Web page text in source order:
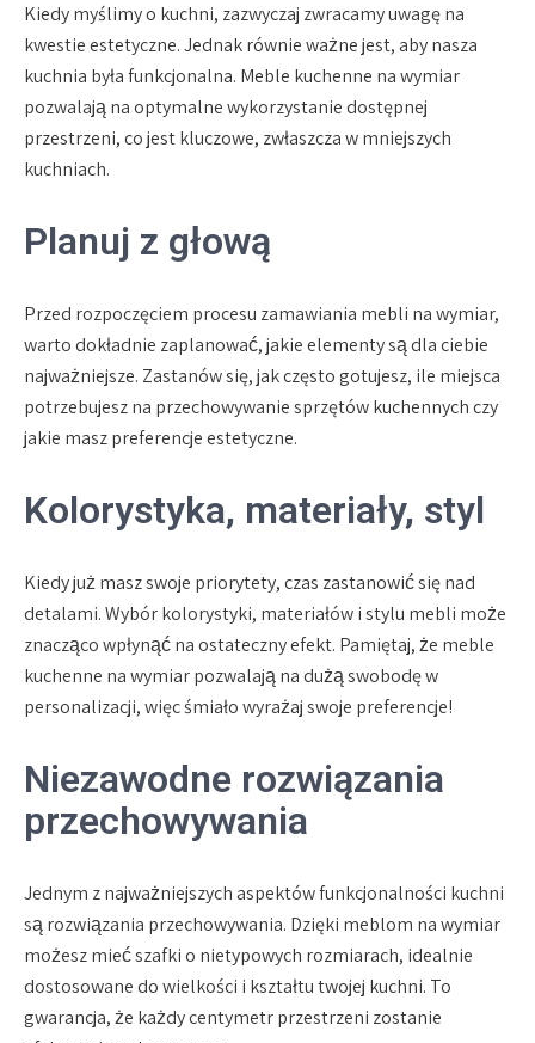
Kiedy myślimy o kuchni, zazwyczaj zwracamy uwagę na
kwestie estetyczne. Jednak równie ważne jest, aby nasza
kuchnia była funkcjonalna. Meble kuchenne na wymiar
pozwalają na optymalne wykorzystanie dostępnej
przestrzeni, co jest kluczowe, zwłaszcza w mniejszych
kuchniach.
Planuj z głową
Przed rozpoczęciem procesu zamawiania mebli na wymiar,
warto dokładnie zaplanować, jakie elementy są dla ciebie
najważniejsze. Zastanów się, jak często gotujesz, ile miejsca
potrzebujesz na przechowywanie sprzętów kuchennych czy
jakie masz preferencje estetyczne.
Kolorystyka, materiały, styl
Kiedy już masz swoje priorytety, czas zastanowić się nad
detalami. Wybór kolorystyki, materiałów i stylu mebli może
znacząco wpłynąć na ostateczny efekt. Pamiętaj, że meble
kuchenne na wymiar pozwalają na dużą swobodę w
personalizacji, więc śmiało wyrażaj swoje preferencje!
Niezawodne rozwiązania
przechowywania
Jednym z najważniejszych aspektów funkcjonalności kuchni
są rozwiązania przechowywania. Dzięki meblom na wymiar
możesz mieć szafki o nietypowych rozmiarach, idealnie
dostosowane do wielkości i kształtu twojej kuchni. To
gwarancja, że każdy centymetr przestrzeni zostanie